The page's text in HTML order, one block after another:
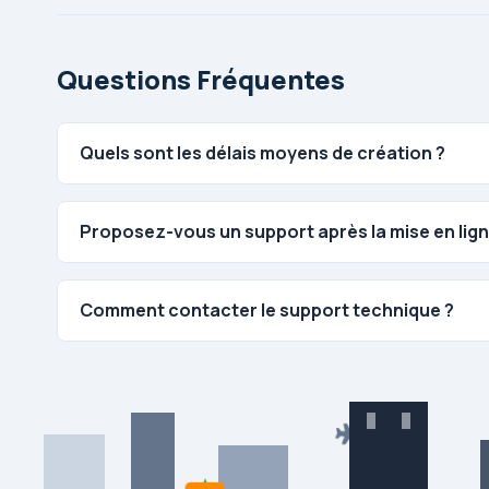
Questions Fréquentes
Quels sont les délais moyens de création ?
Proposez-vous un support après la mise en
Comment contacter le support technique ?